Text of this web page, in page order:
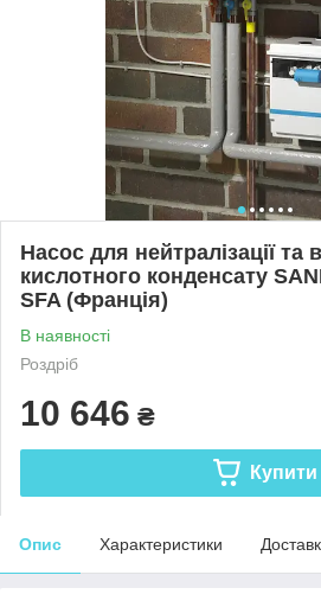
Насос для нейтралізації та
кислотного конденсату
SFA (Франція)
В наявності
Роздріб
10 646 ₴
Купити
Опис Характеристики